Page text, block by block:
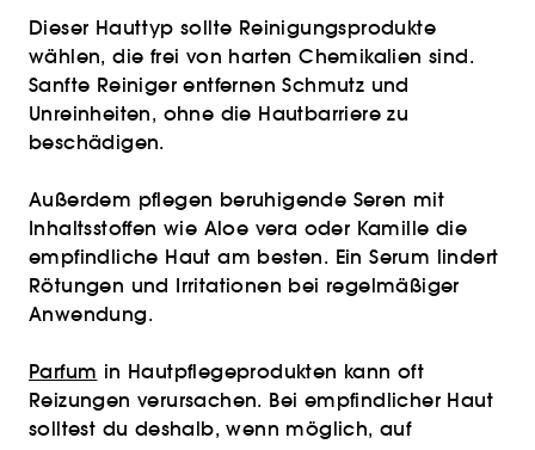
Dieser Hauttyp sollte Reinigungsprodukte
wählen, die frei von harten Chemikalien sind.
Sanfte Reiniger entfernen Schmutz und
Unreinheiten, ohne die Hautbarriere zu
beschädigen.
Außerdem pflegen beruhigende Seren mit
Inhaltsstoffen wie Aloe vera oder Kamille die
empfindliche Haut am besten. Ein Serum lindert
Rötungen und Irritationen bei regelmäßiger
Anwendung.
Parfum in Hautpflegeprodukten kann oft
Reizungen verursachen. Bei empfindlicher Haut
solltest du deshalb, wenn möglich, auf